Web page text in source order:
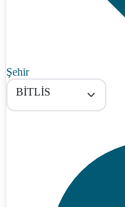
Şehir
BİTLİS